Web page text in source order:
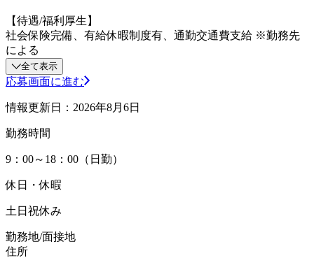
【待遇/福利厚生】
社会保険完備、有給休暇制度有、通勤交通費支給 ※勤務先
による
全て表示
応募画面に進む
情報更新日：2026年8月6日
勤務時間
9：00～18：00（日勤）
休日・休暇
土日祝休み
勤務地/面接地
住所